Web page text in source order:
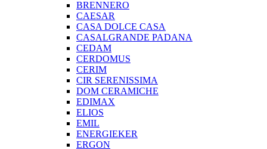
BRENNERO
CAESAR
CASA DOLCE CASA
CASALGRANDE PADANA
CEDAM
CERDOMUS
CERIM
CIR SERENISSIMA
DOM CERAMICHE
EDIMAX
ELIOS
EMIL
ENERGIEKER
ERGON